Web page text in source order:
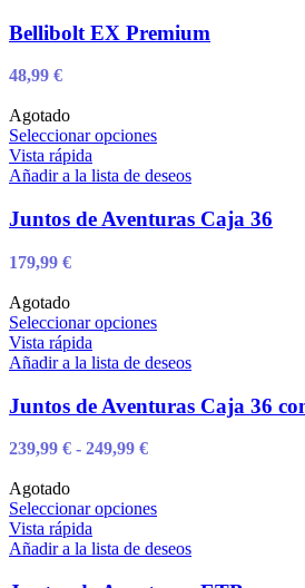
variantes.
Las
elegir
en
la
página
producto
Bellibolt EX Premium
48,99 €
Agotado
Seleccionar opcionesEste
tiene
variantes.
Las
elegir
en
la
página
producto
Vista rápida
Añadir a la lista de deseos
Juntos de Aventuras Caja 36
179,99 €
Agotado
Seleccionar opcionesEste
tiene
variantes.
Las
elegir
en
la
página
Vista rápida
Añadir a la lista de deseos
Juntos de Aventuras Caja 36
239,99 € - 249,99 €Rango
desde
hasta
Agotado
Seleccionar opcionesEste
tiene
Vista rápida
Añadir a la lista de deseos